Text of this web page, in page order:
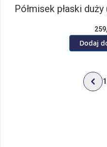
Półmisek płaski
Dodaj
1